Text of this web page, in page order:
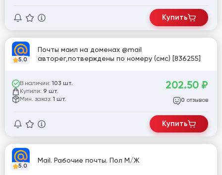
Купить
5.0
Почты маил на доменах @mail
авторег,потверждены по номеру (смс) [836255]
В наличии: 103 шт.
Купили: 9 шт.
Мин. заказ: 1 шт.
202.50 ₽
0 отзывов
Купить
5.0
Mail. Рабочие почты. Пол М/Ж